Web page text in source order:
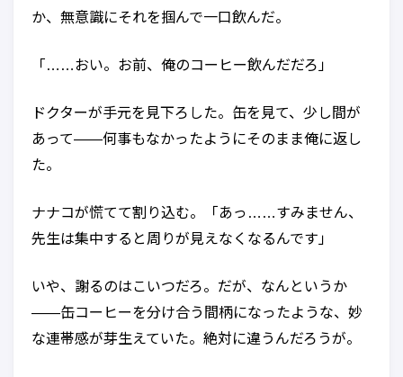
か、無意識にそれを掴んで一口飲んだ。
「……おい。お前、俺のコーヒー飲んだだろ」
ドクターが手元を見下ろした。缶を見て、少し間が
あって——何事もなかったようにそのまま俺に返し
た。
ナナコが慌てて割り込む。「あっ……すみません、
先生は集中すると周りが見えなくなるんです」
いや、謝るのはこいつだろ。だが、なんというか
——缶コーヒーを分け合う間柄になったような、妙
な連帯感が芽生えていた。絶対に違うんだろうが。